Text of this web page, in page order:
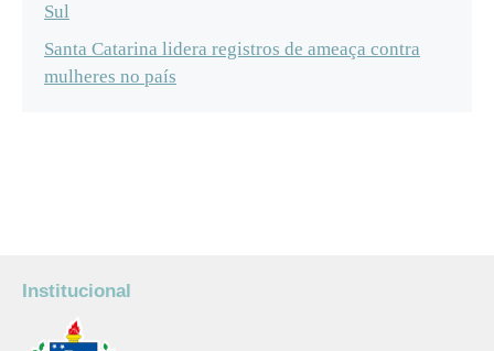
Sul
Santa Catarina lidera registros de ameaça contra
mulheres no país
Institucional